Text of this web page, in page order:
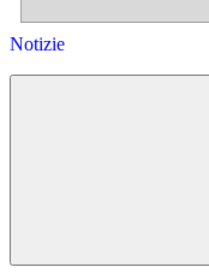
Notizie